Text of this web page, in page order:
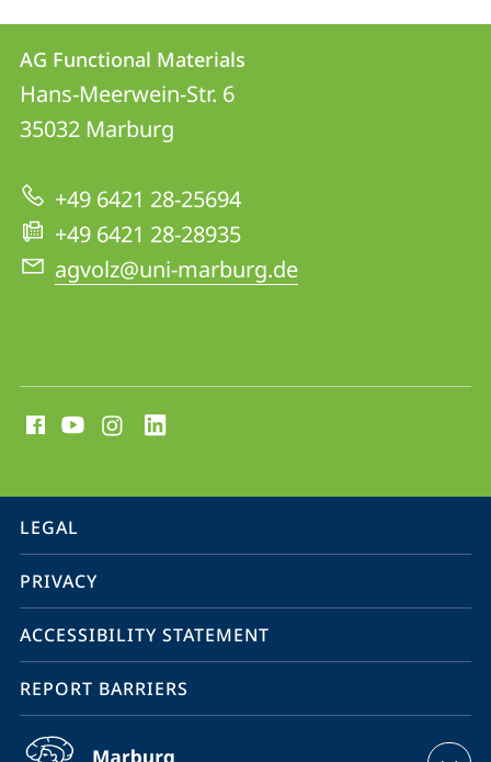
Contact
Contact
details
AG
Materials
AG Functional Materials
Hans-Meerwein-Str. 6
35032 Marburg
+49 6421 28-25694
+49 6421 28-28935
agvolz@uni-marburg.de
media
information
service
navigation
LEGAL
PRIVACY
ACCESSIBILITY STATEMENT
REPORT BARRIERS